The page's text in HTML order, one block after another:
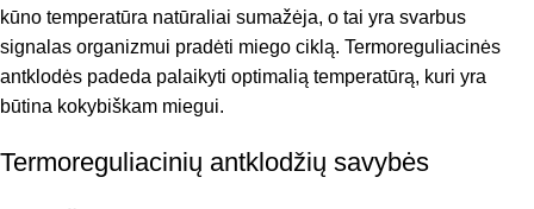
kūno temperatūra natūraliai sumažėja, o tai yra svarbus
signalas organizmui pradėti miego ciklą. Termoreguliacinės
antklodės padeda palaikyti optimalią temperatūrą, kuri yra
būtina kokybiškam miegui.
Termoreguliacinių antklodžių savybės